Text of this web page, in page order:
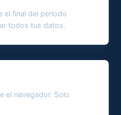
el final del período
todos tus datos.
el navegador. Solo